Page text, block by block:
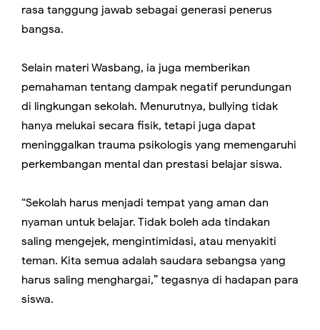
rasa tanggung jawab sebagai generasi penerus
bangsa.
Selain materi Wasbang, ia juga memberikan
pemahaman tentang dampak negatif perundungan
di lingkungan sekolah. Menurutnya, bullying tidak
hanya melukai secara fisik, tetapi juga dapat
meninggalkan trauma psikologis yang memengaruhi
perkembangan mental dan prestasi belajar siswa.
“Sekolah harus menjadi tempat yang aman dan
nyaman untuk belajar. Tidak boleh ada tindakan
saling mengejek, mengintimidasi, atau menyakiti
teman. Kita semua adalah saudara sebangsa yang
harus saling menghargai,” tegasnya di hadapan para
siswa.